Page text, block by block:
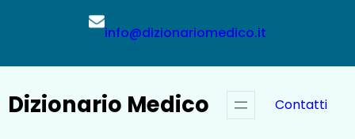
info@dizionariomedico.it
Dizionario Medico Contatti